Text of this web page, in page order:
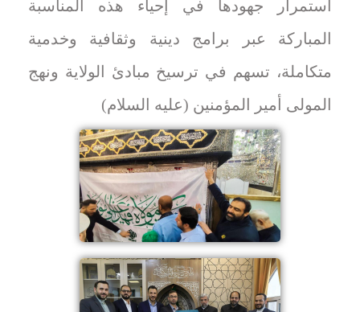
استمرار جهودها في إحياء هذه المناسبة
المباركة عبر برامج دينية وثقافية وخدمية
متكاملة، تسهم في ترسيخ مبادئ الولاية ونهج
المولى أمير المؤمنين (عليه السلام)